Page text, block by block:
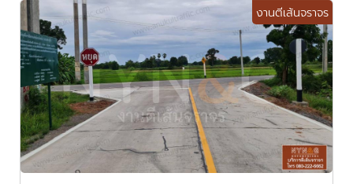
งานตีเส้นจราจร